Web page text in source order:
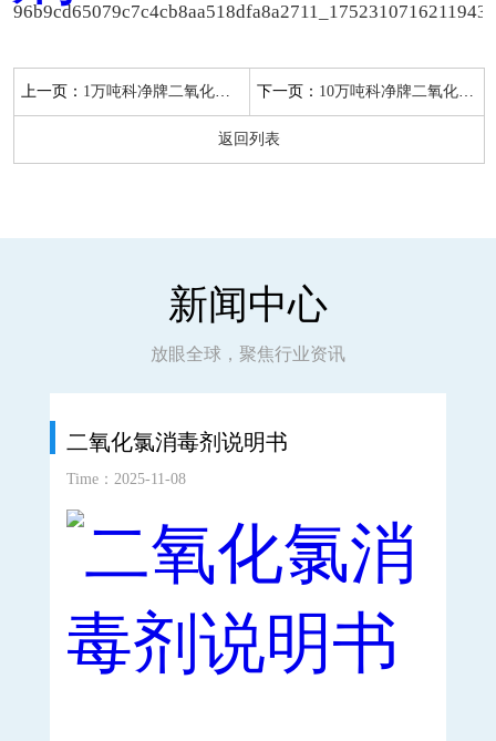
上一页： 1万吨科净牌二氧化氯自动活化加药器HR-301，液体二氧化氯生产厂家 下一页： 10万吨科净牌二氧化氯自动活化加药器HR-310，液体二氧化氯生产厂家
返回列表
新闻中心
放眼全球，聚焦行业资讯
二氧化氯消毒剂说明书
Time：2025-11-08